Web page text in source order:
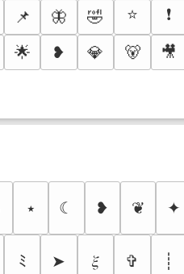
📌 🦋 🤣 ⭐ ❗
🌟 ❥ 💎 🐻 🎥
⭑ ☾ ❥ ❦ ✦
ﾐ ➤ 𝜉 ✞ ┊